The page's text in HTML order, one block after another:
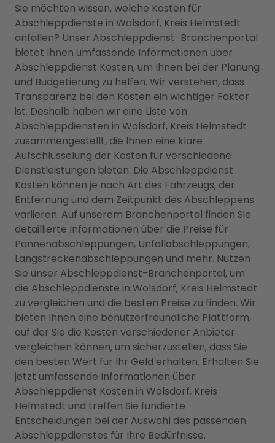
Sie möchten wissen, welche Kosten für
Abschleppdienste in Wolsdorf, Kreis Helmstedt
anfallen? Unser Abschleppdienst-Branchenportal
bietet Ihnen umfassende Informationen über
Abschleppdienst Kosten, um Ihnen bei der Planung
und Budgetierung zu helfen. Wir verstehen, dass
Transparenz bei den Kosten ein wichtiger Faktor
ist. Deshalb haben wir eine Liste von
Abschleppdiensten in Wolsdorf, Kreis Helmstedt
zusammengestellt, die Ihnen eine klare
Aufschlüsselung der Kosten für verschiedene
Dienstleistungen bieten. Die Abschleppdienst
Kosten können je nach Art des Fahrzeugs, der
Entfernung und dem Zeitpunkt des Abschleppens
variieren. Auf unserem Branchenportal finden Sie
detaillierte Informationen über die Preise für
Pannenabschleppungen, Unfallabschleppungen,
Langstreckenabschleppungen und mehr. Nutzen
Sie unser Abschleppdienst-Branchenportal, um
die Abschleppdienste in Wolsdorf, Kreis Helmstedt
zu vergleichen und die besten Preise zu finden. Wir
bieten Ihnen eine benutzerfreundliche Plattform,
auf der Sie die Kosten verschiedener Anbieter
vergleichen können, um sicherzustellen, dass Sie
den besten Wert für Ihr Geld erhalten. Erhalten Sie
jetzt umfassende Informationen über
Abschleppdienst Kosten in Wolsdorf, Kreis
Helmstedt und treffen Sie fundierte
Entscheidungen bei der Auswahl des passenden
Abschleppdienstes für Ihre Bedürfnisse.